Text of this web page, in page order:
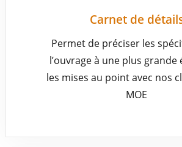
Carnet de
Permet de préciser les
l’ouvrage à une plus grande
les mises au point avec nos
MOE